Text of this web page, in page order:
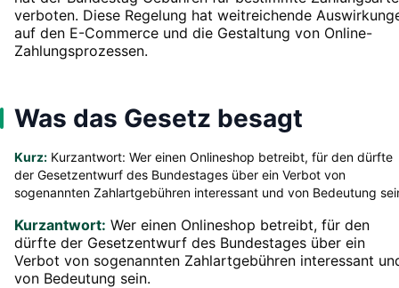
verboten. Diese Regelung hat weitreichende
auf den E-Commerce und die Gestaltung von Online-
Zahlungsprozessen.
Was das Gesetz besagt
Kurz: Kurzantwort: Wer einen Onlineshop betreibt, für den dürfte
der Gesetzentwurf des Bundestages über ein Verbot von
sogenannten Zahlartgebühren interessant und von Bedeutung
Kurzantwort: Wer einen Onlineshop betreibt, für den
dürfte der Gesetzentwurf des Bundestages über ein
Verbot von sogenannten Zahlartgebühren interessant
von Bedeutung sein.